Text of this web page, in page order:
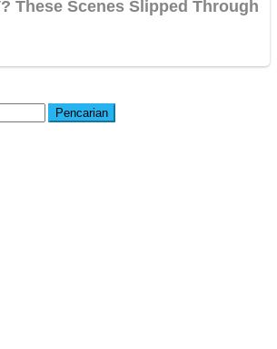
Pencarian